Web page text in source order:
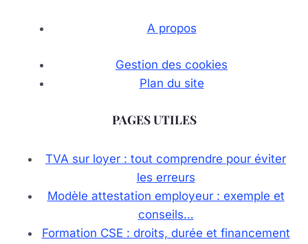
A propos
Gestion des cookies
Plan du site
PAGES UTILES
TVA sur loyer : tout comprendre pour éviter
les erreurs
Modèle attestation employeur : exemple et
conseils…
Formation CSE : droits, durée et financement